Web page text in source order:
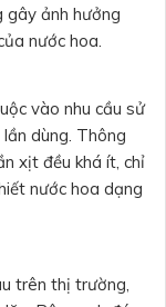
gây ảnh hưởng
nước hoa.
vào nhu cầu sử
dùng. Thông
xịt đều khá ít, chỉ
nước hoa dạng
trên thị trường,